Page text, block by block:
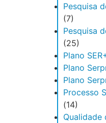
Pesquisa
(7)
Pesquisa
(25)
Plano
Plano
Plano
Processo
(14)
Qualidade